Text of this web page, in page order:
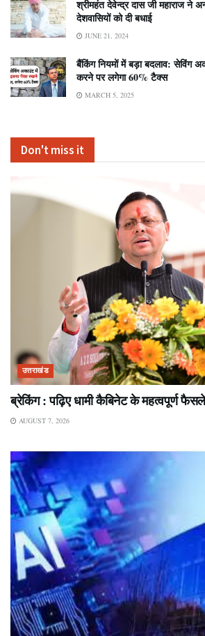
श्रीमहंत देवेन्द्र दास जी महाराज ने
देशवासियों को दी बधाई
JUNE 21, 2024
बैंकिंग नियमों में बड़ा बदलाव: सेविंग
करने पर लगेगा 60% टैक्स
MARCH 5, 2025
Don't miss it
उत्तराखंड
ब्रेकिंग : पढ़िए धामी कैबिनेट के महत्वपूर्ण फैसले
AUGUST 7, 2026